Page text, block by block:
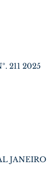
211 2025
JANEIRO